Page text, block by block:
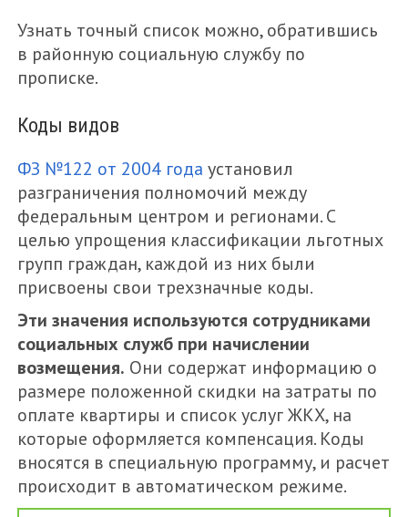
Узнать точный список можно, обратившись
в районную социальную службу по
прописке.
Коды видов
ФЗ №122 от 2004 года установил
разграничения полномочий между
федеральным центром и регионами. С
целью упрощения классификации льготных
групп граждан, каждой из них были
присвоены свои трехзначные коды.
Эти значения используются сотрудниками
социальных служб при начислении
возмещения. Они содержат информацию о
размере положенной скидки на затраты по
оплате квартиры и список услуг ЖКХ, на
которые оформляется компенсация. Коды
вносятся в специальную программу, и расчет
происходит в автоматическом режиме.